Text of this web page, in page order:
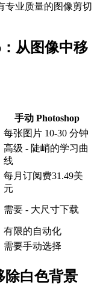
专业质量的图像剪切
从图像中移
手动 Photoshop
每张图片 10-30 分钟
高级 - 陡峭的学习曲
线
每月订阅费31.49美
元
需要 - 大尺寸下载
有限的自动化
需要手动选择
除白色背景